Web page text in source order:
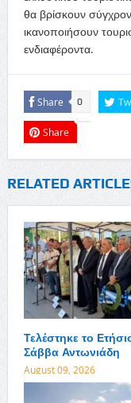
θα βρίσκουν
ικανοποιήσουν
ενδιαφέροντα.
Share 0
Share
RELATED
Τελέστηκε το
Σάββα Αντωνιάδη
August 09, 2026